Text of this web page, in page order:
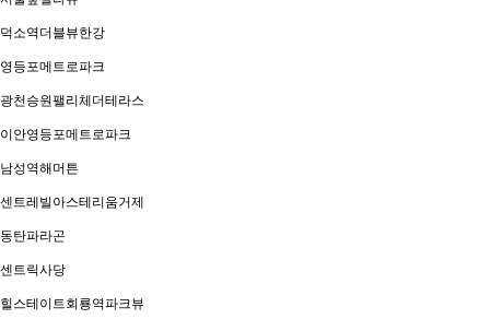
덕소역더블뷰한강
영등포메트로파크
광천승원팰리체더테라스
이안영등포메트로파크
남성역해머튼
센트레빌아스테리움거제
동탄파라곤
센트릭사당
힐스테이트회룡역파크뷰